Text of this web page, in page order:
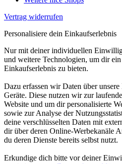
Vertrag widerrufen
Personalisiere dein Einkaufserlebnis
Nur mit deiner individuellen
und weitere Technologien, um dir ein
Einkaufserlebnis zu bieten.
Dazu erfassen wir Daten über
Geräte. Diese nutzen wir zur
Website und um dir personalisierte
sowie zur Analyse der
deine verschlüsselten Daten mit
dir über deren Online-Werbekanäle
du deren Dienste bereits selbst nutzt.
Erkundige dich bitte vor deiner